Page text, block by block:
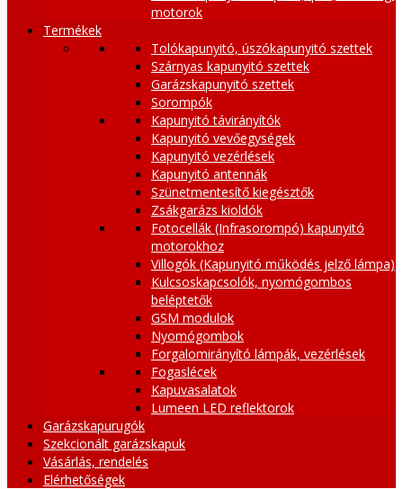
motorok
Termékek
Tolókapunyitó, úszókapunyitó szettek
Szárnyas kapunyitó szettek
Garázskapunyitó szettek
Sorompók
Kapunyitó távirányítók
Kapunyitó vevőegységek
Kapunyitó vezérlések
Kapunyitó antennák
Szünetmentesítő kiegésztők
Zsákgarázs kioldók
Fotocellák (Infrasorompó) kapunyitó
motorokhoz
Villogók (Kapunyitó működés jelző lámpa)
Kulcsoskapcsolók, nyomógombos
beléptetők
GSM modulok
Nyomógombok
Forgalomirányító lámpák, vezérlések
Fogaslécek
Kapuvasalatok
Lumeen LED reflektorok
Garázskapurugók
Szekcionált garázskapuk
Vásárlás, rendelés
Elérhetőségek